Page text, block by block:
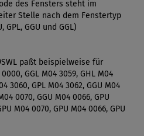
des Fensters steht im
Stelle nach dem Fenstertyp
GGU und GGL)
paßt beispielweise für
GGL M04 3059, GHL M04
3060, GPL M04 3062, GGU M04
0070, GGU M04 0066, GPU
M04 0070, GPU M04 0066, GPU